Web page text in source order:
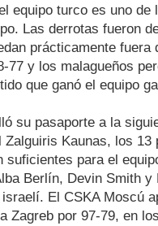
equipo turco es uno
Las derrotas fueron
prácticamente fuera
77 y los malagueños
que ganó el equipo
su pasaporte a la
Zalguiris Kaunas, los 13
suficientes para el
Berlín, Devin Smith
El CSKA Moscú
Zagreb por 97-79, en